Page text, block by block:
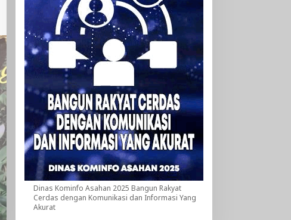
Dinas Kominfo Asahan 2025 Bangun Rakyat
Cerdas dengan Komunikasi dan Informasi Yang
Akurat